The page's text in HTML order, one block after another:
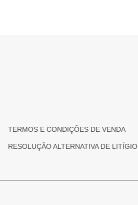
TERMOS E CONDIÇÕES DE VENDA
RESOLUÇÃO ALTERNATIVA DE LITÍGIO